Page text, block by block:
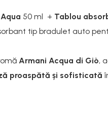
50 ml + Tablou
tip bradulet auto
Armani Acqua di Giò,
proaspătă și sofisticată